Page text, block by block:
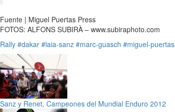
Fuente | Miguel Puertas Press
FOTOS: ALFONS SUBIRÀ – www.subiraphoto.com
Rally #dakar #laia-sanz #marc-guasch #miguel-puertas
Sanz y Renet, Campeones del Mundial Enduro 2012